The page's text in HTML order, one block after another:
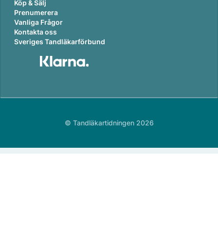
Köp & Sälj
Prenumerera
Vanliga Frågor
Kontakta oss
Sveriges Tandläkarförbund
© Tandläkartidningen 2026